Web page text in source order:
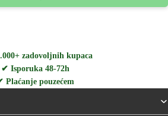
zadovoljnih kupaca
✔ Isporuka 48-72h
Plaćanje pouzećem